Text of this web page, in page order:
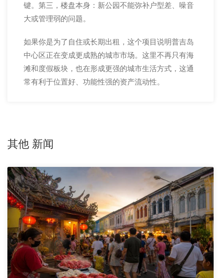
键。第三，楼盘本身：新公园不能弥补户型差、噪音
大或管理弱的问题。
如果你是为了自住或长期出租，这个项目说明普吉岛
中心区正在变成更成熟的城市市场。这里不再只有海
滩和度假板块，也在形成更强的城市生活方式，这通
常有利于位置好、功能性强的资产流动性。
其他 新闻